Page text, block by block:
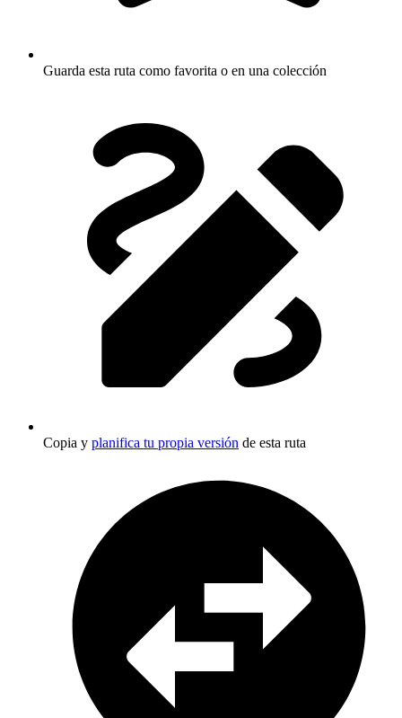
Guarda esta ruta como favorita o en una colección
Copia y planifica tu propia versión de esta ruta